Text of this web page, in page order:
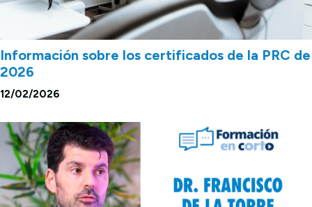
Información sobre los certificados de la PRC de
2026
12/02/2026